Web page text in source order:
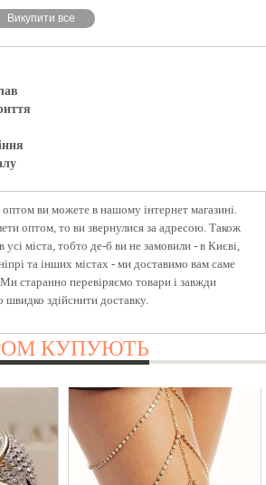
Викупити все
ви можете в нашому інтернет магазині.
оптом, то ви звернулися за адресою. Також
міста, тобто де-б ви не замовили - в Києві,
та інших містах - ми доставимо вам саме
старанно перевіряємо товари і завжди
здійснити доставку.
КУПУЮТЬ